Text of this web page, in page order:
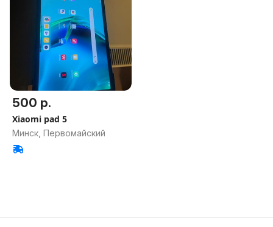
500 р.
Xiaomi pad 5
Минск, Первомайский